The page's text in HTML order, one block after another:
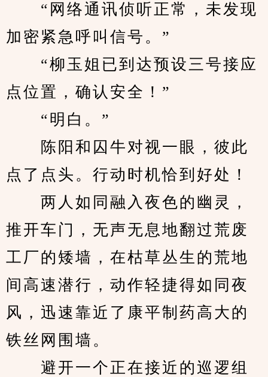
“网络通讯侦听正常，未发现
加密紧急呼叫信号。”
“柳玉姐已到达预设三号接应
点位置，确认安全！”
“明白。”
陈阳和囚牛对视一眼，彼此
点了点头。行动时机恰到好处！
两人如同融入夜色的幽灵，
推开车门，无声无息地翻过荒废
工厂的矮墙，在枯草丛生的荒地
间高速潜行，动作轻捷得如同夜
风，迅速靠近了康平制药高大的
铁丝网围墙。
避开一个正在接近的巡逻组